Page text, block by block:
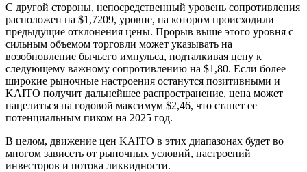
С другой стороны, непосредственный уровень сопротивления
расположен на $1,7209, уровне, на котором происходили
предыдущие отклонения цены. Прорыв выше этого уровня с
сильным объемом торговли может указывать на
возобновление бычьего импульса, подталкивая цену к
следующему важному сопротивлению на $1,80. Если более
широкие рыночные настроения останутся позитивными и
KAITO получит дальнейшее распространение, цена может
нацелиться на годовой максимум $2,46, что станет ее
потенциальным пиком на 2025 год.
В целом, движение цен KAITO в этих диапазонах будет во
многом зависеть от рыночных условий, настроений
инвесторов и потока ликвидности.